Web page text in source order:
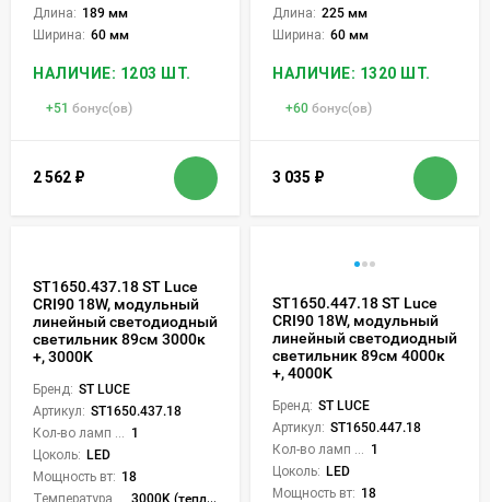
Длина: 189 мм
Ширина: 60 мм
НАЛИЧИЕ: 1203 ШТ.
+51 бонус(ов)
2 562 ₽
Длина: 225 мм
Ширина: 60 мм
НАЛИЧИЕ: 1320 ШТ.
+60 бонус(ов)
3 035 ₽
ST1650.437.18 ST Luce
CRI90 18W, модульный
линейный светодиодный
светильник 89см 3000к
+, 3000K
Бренд: ST LUCE
Артикул: ST1650.437.18
1
Цоколь: LED
Мощность вт: 18
3000K (теплый)
ST1650.447.18 ST Luce
CRI90 18W, модульный
линейный светодиодный
светильник 89см 4000к
+, 4000K
Бренд: ST LUCE
Артикул: ST1650.447.18
1
Цоколь: LED
Мощность вт: 18